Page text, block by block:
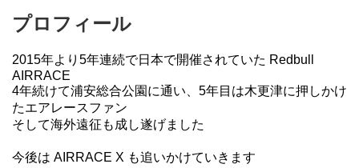
プロフィール
2015年より5年連続で日本で開催されていた Redbull
AIRRACE
4年続けて浦安総合公園に通い、5年目は木更津に押しかけ
たエアレースファン
そして海外遠征も成し遂げました
今後は AIRRACE X も追いかけていきます